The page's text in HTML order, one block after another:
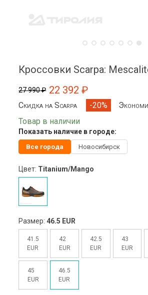
Кроссовки Scarpa:
27 990 ₽ 22 392 ₽
Скидка на Scarpa -20%
Товар в наличии
Показать наличие в городе:
Все города Новосибирск
Цвет: Titanium/Mango
Размер:46.5 EUR
41.5
EUR
42
EUR
42.5
EUR
43
EUR
45
EUR
46.5
EUR